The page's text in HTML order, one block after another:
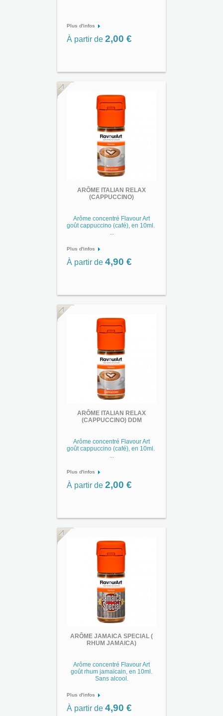
Plus d'infos
À partir de 2,00 €
ARÔME ITALIAN RELAX
(CAPPUCCINO)
Arôme concentré Flavour Art
goût cappuccino (café), en 10ml.
Plus d'infos
À partir de 4,90 €
ARÔME ITALIAN RELAX
(CAPPUCCINO) DDM
Arôme concentré Flavour Art
goût cappuccino (café), en 10ml.
Plus d'infos
À partir de 2,00 €
ARÔME JAMAICA SPECIAL (
RHUM JAMAICA)
Arôme concentré Flavour Art
goût rhum jamaïcain, en 10ml.
Sans alcool.
Plus d'infos
À partir de 4,90 €